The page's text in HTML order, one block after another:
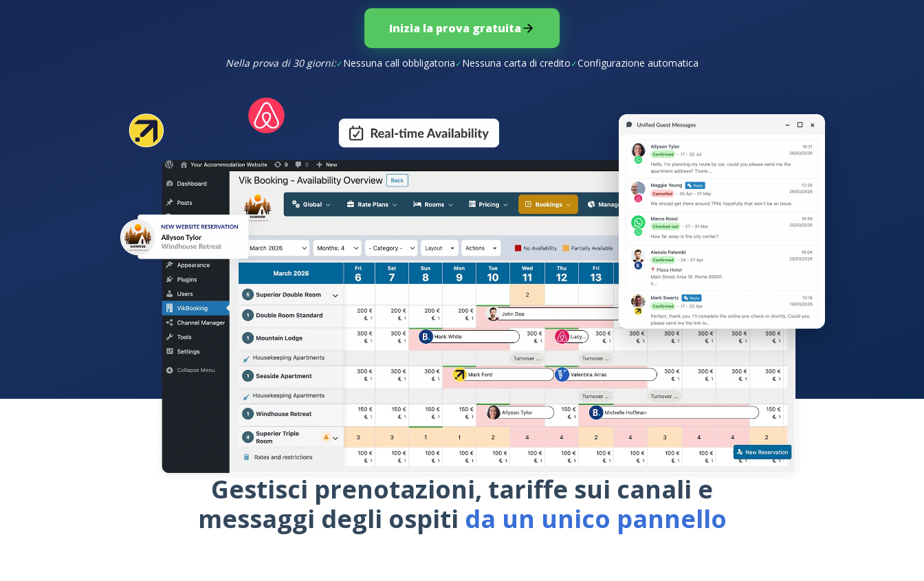
Inizia la prova gratuita
Nella prova di 30 giorni:✓Nessuna call obbligatoria✓Nessuna carta di credito✓Configurazione automatica
Gestisci prenotazioni, tariffe sui canali e
messaggi degli ospiti da un unico pannello